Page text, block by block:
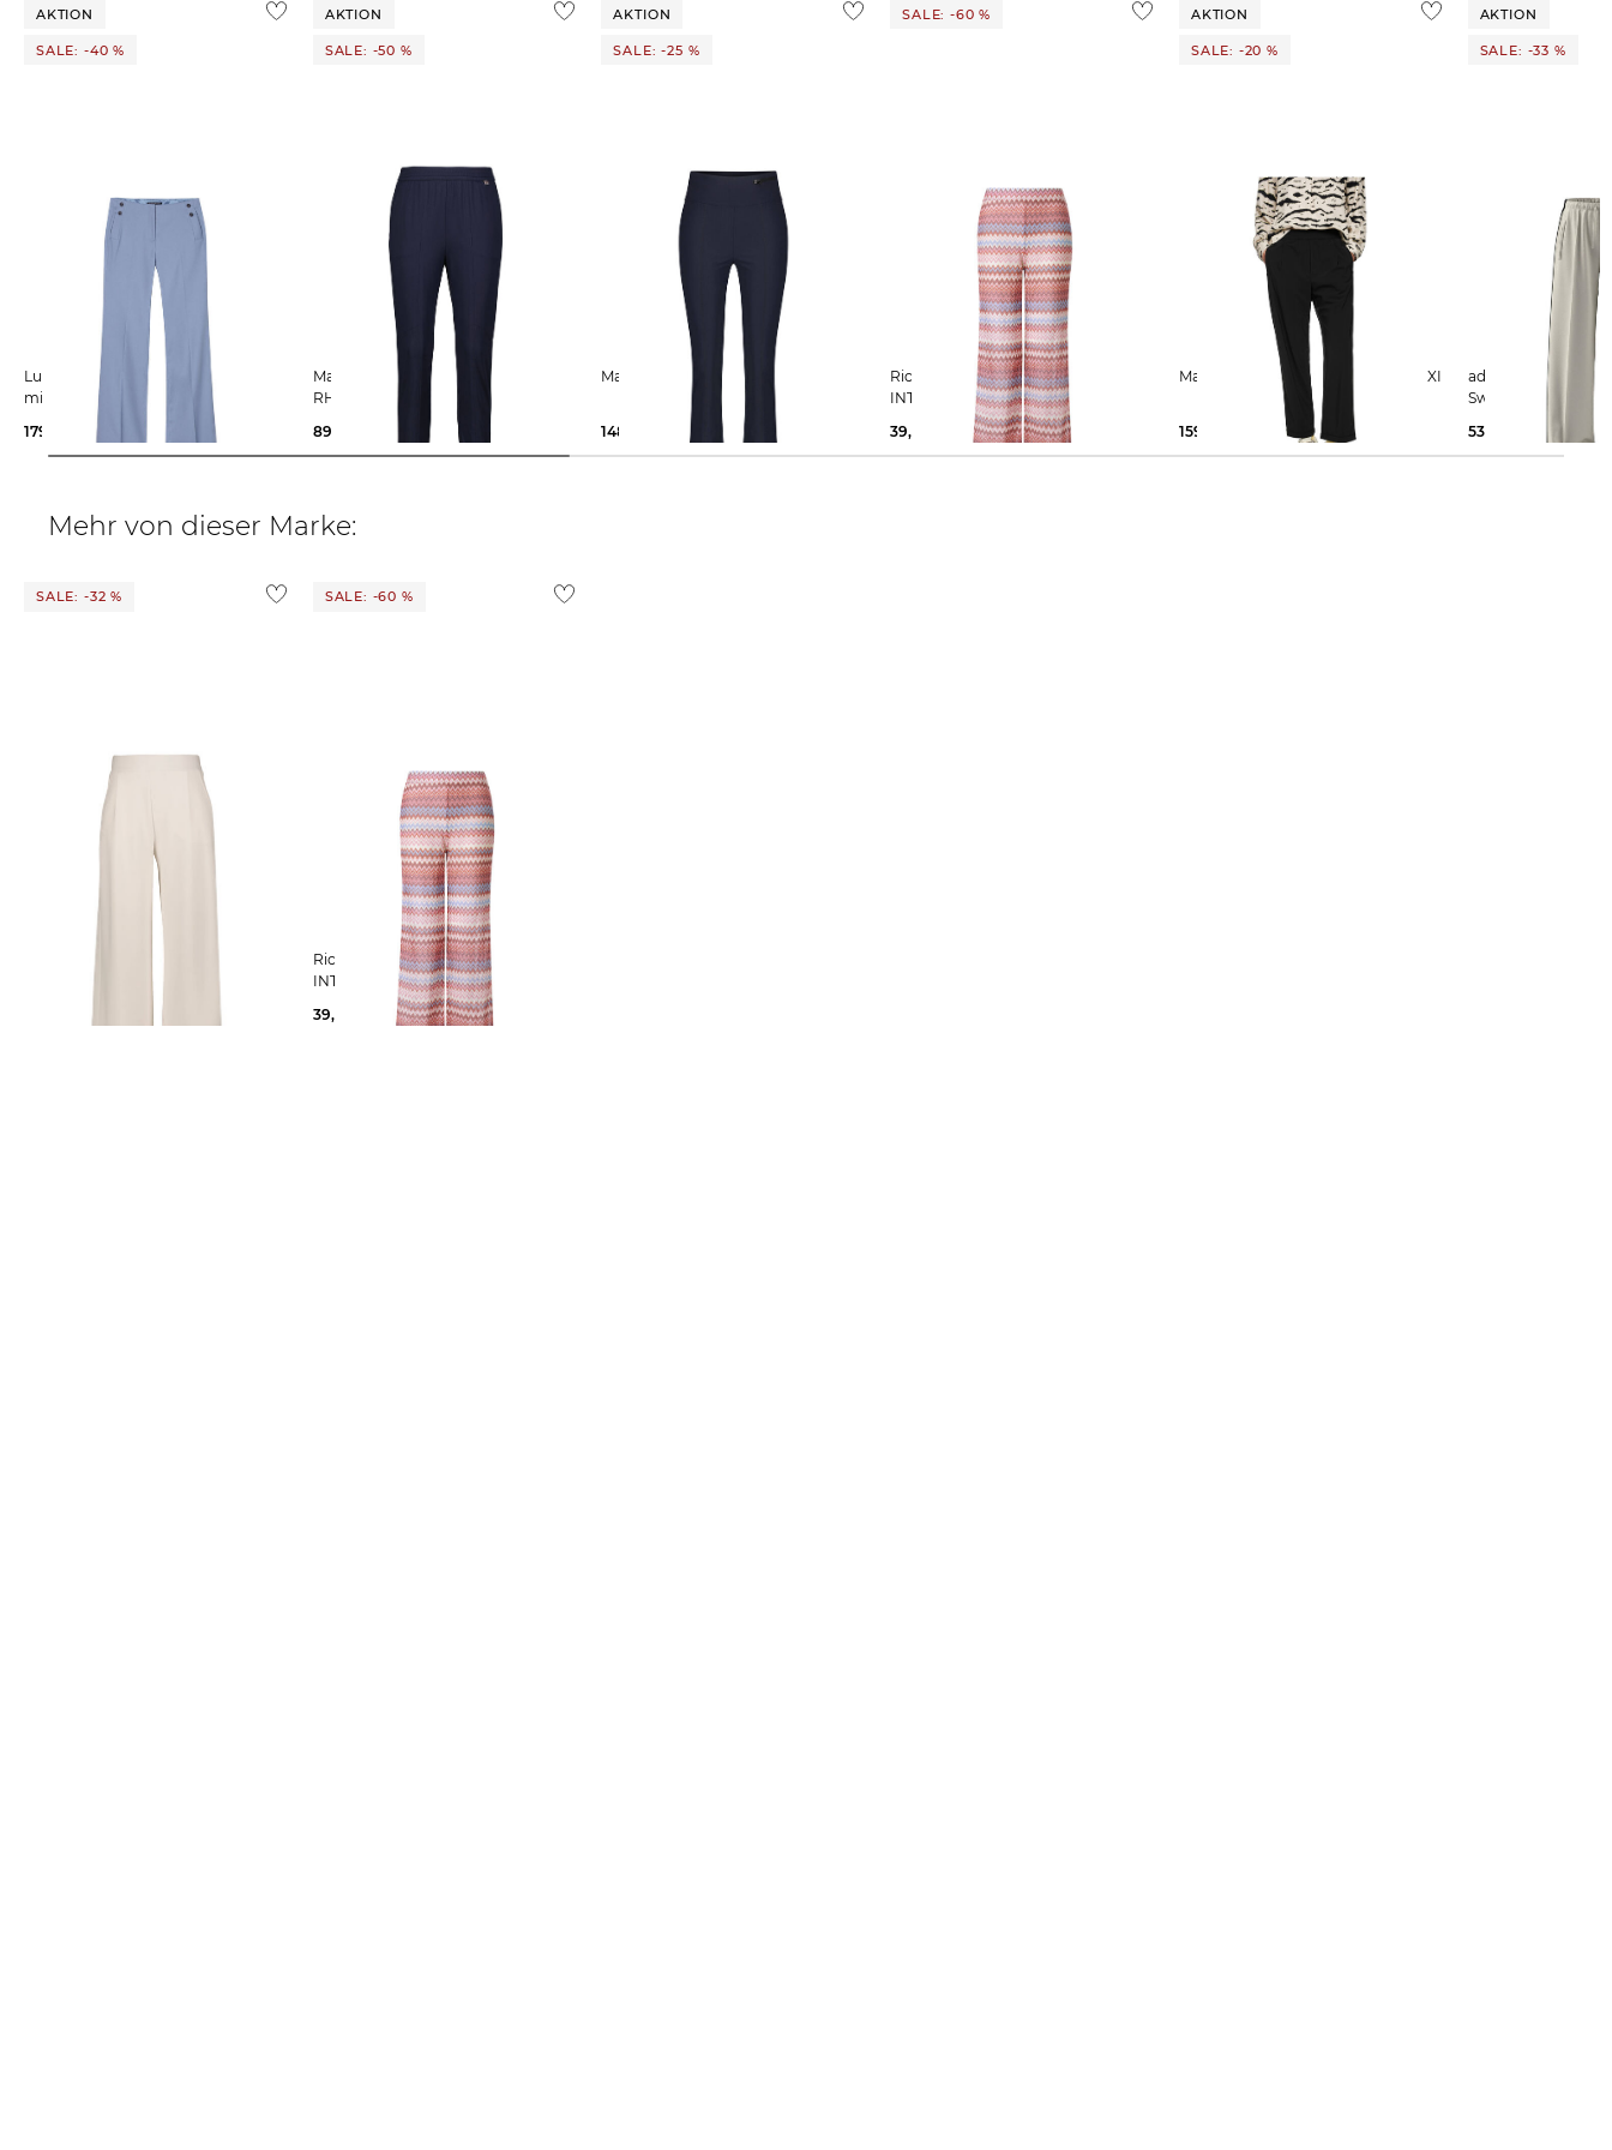
Weitere Details zu Rücksendungen und Retouren aus dem Ausland findest du
AKTION
SALE: -40 %
Luisa Cerano | Damen Stoffhose
mit Baumwolle
179,99 €
AKTION
SALE: -50 %
Marc Cain | Damen Jerseyhose
RHODOS
89,99 €
179,90 €
AKTION
SALE: -25 %
Marc Cain | Damen Hose FUSSA
148,95 € 199,90 €
SALE: -60 %
Rich & Royal | Damen Hose
INTARSIA KNIT PANTS
39,99 €
99,95 €
AKTION
SALE: -20 %
Marc Cain | Damen Stoffhose WUXI
159,99 € 199,90 €
AKTION
SALE: -33 %
adidas Originals | Damen
Sweathose TT
53,65 €
80,00 €
Mehr von dieser Marke:
SALE: -32 % SALE: -60 %
Rich & Royal | Damen Hose
INTARSIA KNIT PANTS
39,99 €
99,95 €